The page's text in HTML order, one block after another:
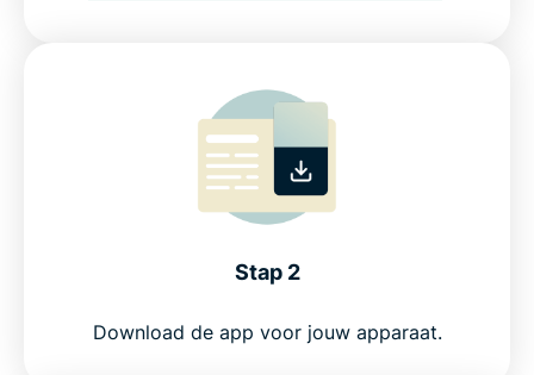
Why choose ExpressVPN for the Netherlands?
Connect to Netherlands VPN servers in these
Stap 2
Download de app voor jouw apparaat.